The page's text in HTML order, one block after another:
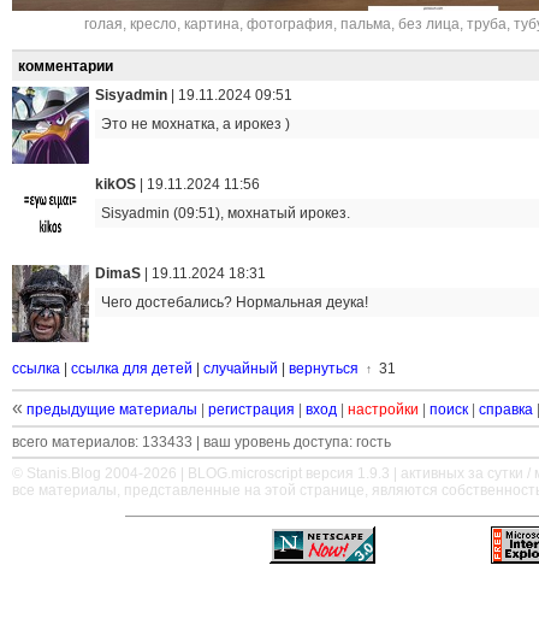
голая, кресло, картина, фотография, пальма, без лица, труба,
комментарии
Sisyadmin
19.11.2024 09:51
Это не мохнатка, а ирокез )
kikOS
19.11.2024 11:56
Sisyadmin (09:51), мохнатый ирокез.
DimaS
19.11.2024 18:31
Чего достебались? Нормальная деука!
ссылка ссылка для детей случайный вернуться ↑ 31
« предыдущие материалы регистрация вход настройки поиск справка
всего материалов: 133433 | ваш уровень доступа: гость
© Stanis.Blog 2004-2026 |
BLOG.microscript версия 1.9.3 | активных за сутки /
все материалы, представленные на этой странице, являются
—————————————————————